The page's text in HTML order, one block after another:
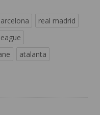
real madrid
atalanta